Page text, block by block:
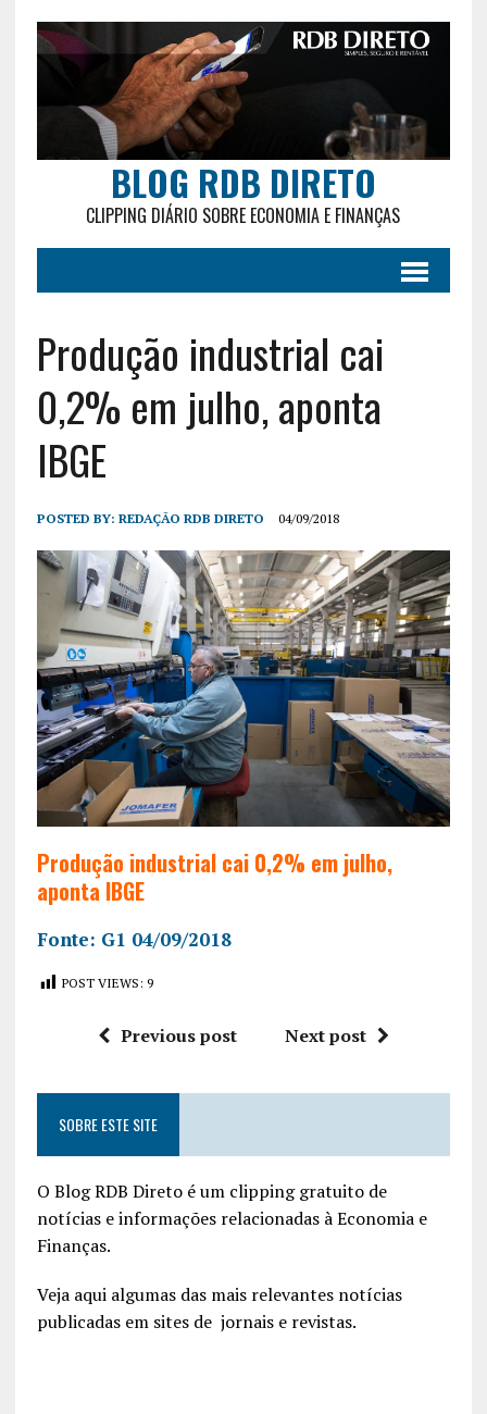
BLOG RDB DIRETO
CLIPPING DIÁRIO SOBRE ECONOMIA E FINANÇAS
Produção industrial cai
0,2% em julho, aponta
IBGE
POSTED BY: REDAÇÃO RDB DIRETO 04/09/2018
Produção industrial cai 0,2% em julho,
aponta IBGE
Fonte: G1 04/09/2018
POST VIEWS: 9
Previous post Next post
SOBRE ESTE SITE
O Blog RDB Direto é um clipping gratuito de
notícias e informações relacionadas à Economia e
Finanças.
Veja aqui algumas das mais relevantes notícias
publicadas em sites de jornais e revistas.